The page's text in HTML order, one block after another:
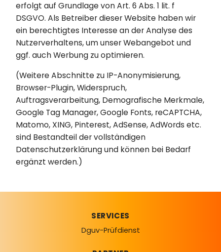
erfolgt auf Grundlage von Art. 6 Abs. 1 lit. f
DSGVO. Als Betreiber dieser Website haben wir
ein berechtigtes Interesse an der Analyse des
Nutzerverhaltens, um unser Webangebot und
ggf. auch Werbung zu optimieren.
(Weitere Abschnitte zu IP-Anonymisierung,
Browser-Plugin, Widerspruch,
Auftragsverarbeitung, Demografische Merkmale,
Google Tag Manager, Google Fonts, reCAPTCHA,
Matomo, XING, Pinterest, AdSense, AdWords etc.
sind Bestandteil der vollständigen
Datenschutzerklärung und können bei Bedarf
ergänzt werden.)
SERVICES
Dguv-Prüfdienst